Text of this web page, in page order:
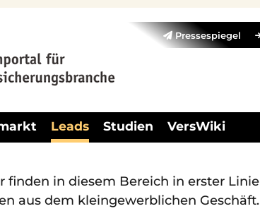
Pressespiegel
Leads Studien VersWiki
finden in diesem Bereich in erster Linie
aus dem kleingewerblichen Geschäft.